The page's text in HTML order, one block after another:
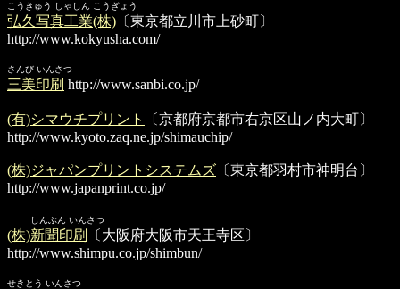
こうきゅう しゃしん こうぎょう
弘久写真工業(株) 〔東京都立川市上砂町〕
http://www.kokyusha.com/
さんび いんさつ
三美印刷 http://www.sanbi.co.jp/
(有)シマウチプリント
〔京都府京都市右京区山ノ内大町〕
http://www.kyoto.zaq.ne.jp/shimauchip/
(株)ジャパンプリントシステムズ 〔東京都羽村市神明台〕
http://www.japanprint.co.jp/
しんぶん いんさつ
(株)新聞印刷
〔大阪府大阪市天王寺区〕
http://www.shimpu.co.jp/shimbun/
せきとう いんさつ